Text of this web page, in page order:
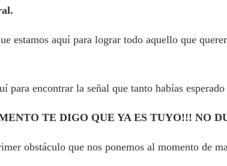
estamos aquí para lograr todo aquello que
para encontrar la señal que tanto habías
TE DIGO QUE YA ES TUYO!!! NO
obstáculo que nos ponemos al momento de